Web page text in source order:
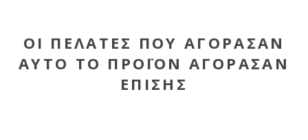
ΟΙ ΠΕΛΆΤΕΣ ΠΟΥ ΑΓΌΡΑΣΑΝ
ΑΥΤΌ ΤΟ ΠΡΟΪΌΝ ΑΓΌΡΑΣΑΝ
ΕΠΊΣΗΣ